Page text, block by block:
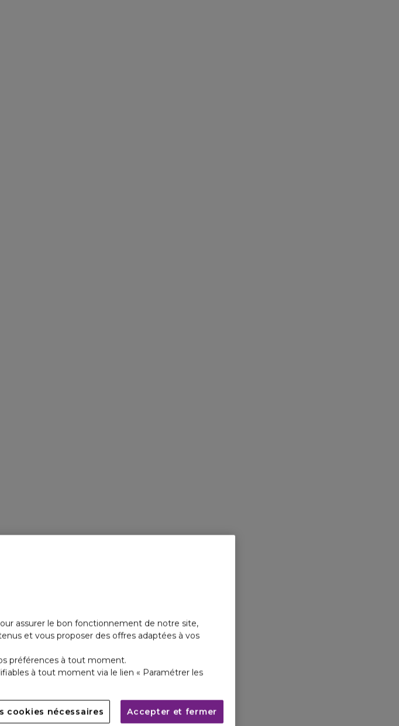
assurer le bon fonctionnement de notre site,
et vous proposer des offres adaptées à vos
préférences à tout moment.
à tout moment via le lien « Paramétrer les
cookies nécessaires Accepter et fermer